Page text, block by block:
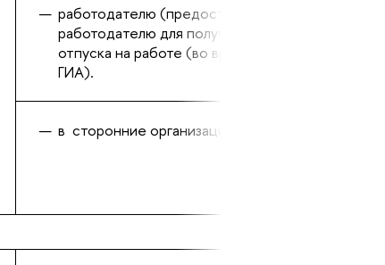
работодателю (предоставляется
работодателю для получения учебного
отпуска на работе (во время сессии или
ГИА).
в сторонние организации.